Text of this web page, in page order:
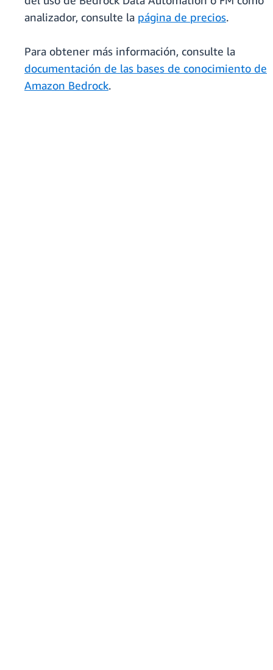
analizador, consulte la página de precios.
Para obtener más información, consulte la
documentación de las bases de conocimiento de
Amazon Bedrock.